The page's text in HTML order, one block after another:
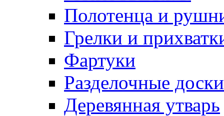
Полотенца и
Грелки и
Фартуки
Разделочные доски
Деревянная утварь